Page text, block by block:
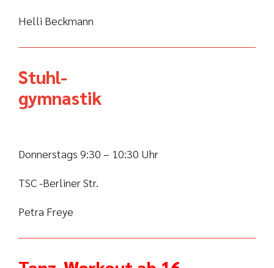
Helli Beckmann
Stuhl-
gymnastik
Donnerstags 9:30 – 10:30 Uhr
TSC -Berliner Str.
Petra Freye